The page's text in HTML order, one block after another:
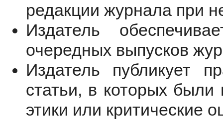
редакции журнала при
Издатель
очередных выпусков
Издатель публикует
статьи, в которых
этики или критические